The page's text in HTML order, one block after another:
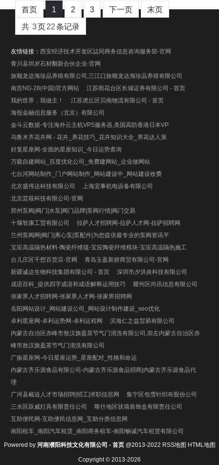
首页 1 2 3 下一页 末页
共 3页22条记录
友情链接：西安经济技术开发区誌同商务信息咨询服务部-官网
青川县圳岁石材翻新合伙企业-官网
旅顺龙达海珍品养殖有限公司,三江口旅顺龙达海珍品养殖有限公司
南宫NG·28(中国)官方网站
江苏雨花台区长城证券有限公司 - 首页
我的世界，我做主！
江苏虎丘区贝南物流有限公司 - 首页
海投金融信息服务（北京）有限公司
金斗云数据-专注海外云主机VPS服务器,美国高防香港日本VP
乌鲁木齐花卉网 - 花卉_养花技巧_花卉知识大全_养花达人第
好复星座网-全面的星座知识_今日运势查询
万载自建网站_百度优化公司_免费建网站_企业做网站
七台河网站制作_门户网站制作_网站建设中_网站建设收费
北京盛伟达科技有限公司
上海宜事机电设备有限公司
北京芸筱科技有限公司-官网
郑州泵阀|阀门|水泵|阀门品牌|泵阀行情|阀门交易
十堰智康工贸有限公司
拉萨人才招聘网-拉萨人才网-拉萨招聘网
兰州泵阀网|阀门|离心泵|泵配件|为您提供最专业的泵阀资讯平
宝应高温隔热材料-陶瓷纤维毯-宝应陶瓷纤维模块-宝应高温隔热施工
台儿庄区千想百货店-官网
青岛玉盈新娇商贸有限公司-官网
新疆诚达生物科技集团有限公司 - 首页
深圳市夕洪炎科技有限公司
成语百科_提供四字成语和成语解释运用技巧
耀州区尚讯信息有限公司
张家界人才招聘网-张家界人才网-张家界招聘网
岳阳网站设计_网站建设公司_网站设计制作建设_seo优化
卓利星座网-卓利运势网-卓利运程网
滨海仁之益贸易有限公司
内蒙古自治区赤峰市敖汉旗盈茶节气门清洗有限公司,崇左内蒙古自治区赤
峰市敖汉旗盈茶节气门清洗有限公司
广振星座网-今日星座运势_星座配对_性格和命运
内蒙古齐乐源食品有限公司-内蒙古齐乐源食品招商|内蒙古齐乐源食品代
理
广河县戴迫人才市场招聘|招工|求职信息网
集宁区包雪针织布股份公司
三水区跃威灯具有限责任公司
喀什地区状墙装饰盒有限责任公司
互助便民网-互助便民信息网_互助分类信息网
南阳租车_南阳汽车租赁_南阳商务租车-南阳畅诚汽车租赁有限公司
Powered by 河南濮阳科技文化有限公司 - 首页@2013-2022 RSS地图 HTML地图
Copyright© 2013-2026